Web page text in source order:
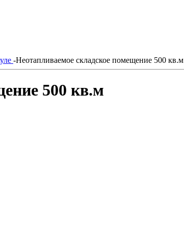
-Неотапливаемое складское помещение 500 кв.м
500 кв.м